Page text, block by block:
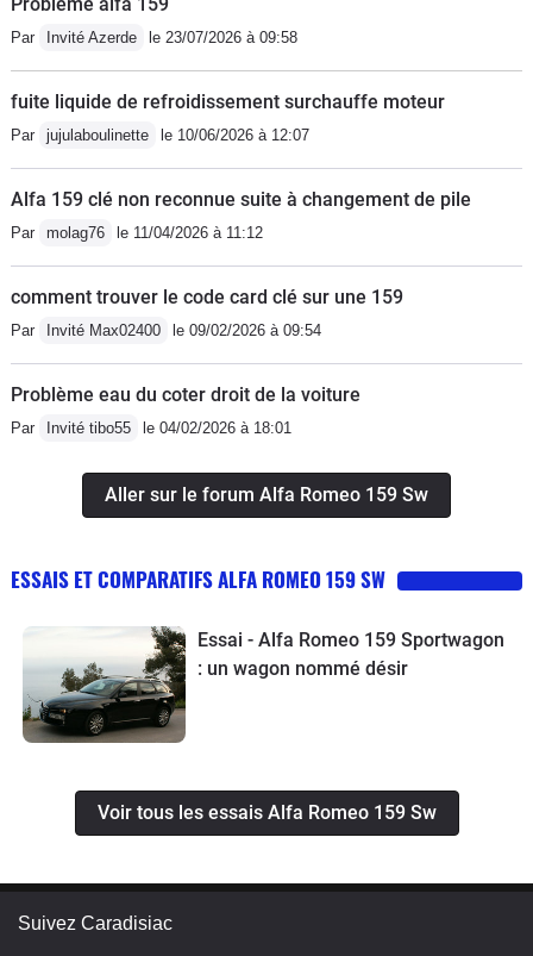
Par Invité Azerde le 23/07/2026 à 09:58
fuite liquide de refroidissement surchauffe moteur
Par jujulaboulinette le 10/06/2026 à 12:07
Alfa 159 clé non reconnue suite à changement de pile
Par molag76 le 11/04/2026 à 11:12
comment trouver le code card clé sur une 159
Par Invité Max02400 le 09/02/2026 à 09:54
Problème eau du coter droit de la voiture
Par Invité tibo55 le 04/02/2026 à 18:01
Aller sur le forum Alfa Romeo 159 Sw
ESSAIS ET COMPARATIFS ALFA ROMEO 159 SW
Essai - Alfa Romeo 159 Sportwagon
: un wagon nommé désir
Voir tous les essais Alfa Romeo 159 Sw
Suivez Caradisiac